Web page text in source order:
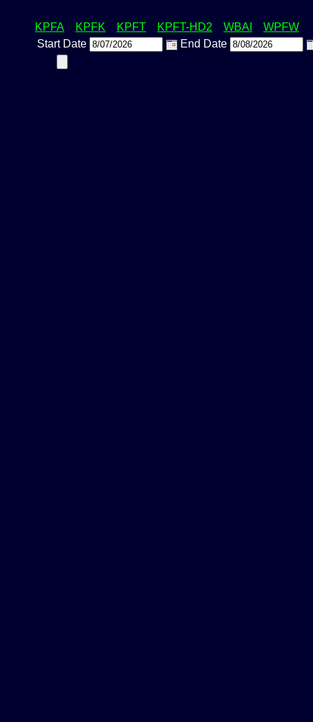
Start Date End Date
KPFA KPFK KPFT KPFT-HD2 WBAI WPFW